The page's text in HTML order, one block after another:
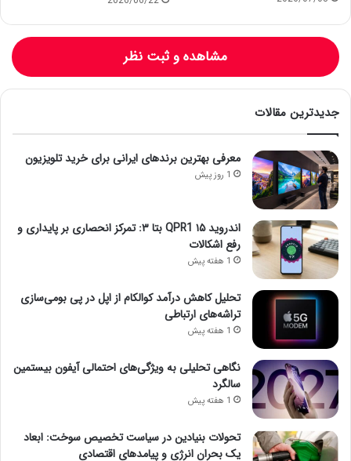
مشاهده و ثبت نظر
جدیدترین مقالات
معرفی بهترین برندهای ایرانی برای خرید تلویزیون
1 روز پیش
اندروید ۱۵ QPR1 بتا ۳: تمرکز انحصاری بر پایداری و
رفع اشکالات
1 هفته پیش
تحلیل کاهش درآمد کوالکام از اپل در پی بومی‌سازی
تراشه‌های ارتباطی
1 هفته پیش
نگاهی تحلیلی به ویژگی‌های احتمالی آیفون بیستمین
سالگرد
1 هفته پیش
تحولات بنیادین در سیاست تخصیص سوخت: ابعاد
یک بحران انرژی و پیامدهای اقتصادی